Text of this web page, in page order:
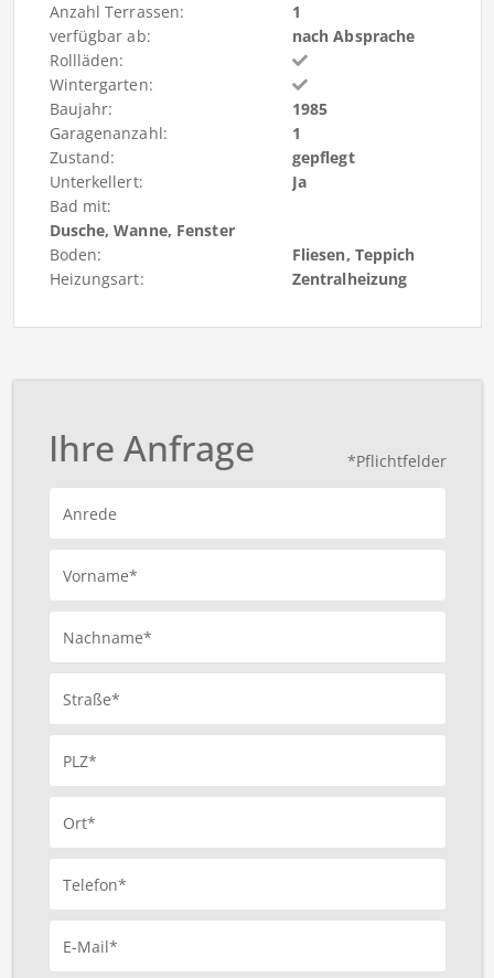
Anzahl Terrassen:
1
verfügbar ab:
nach Absprache
Rollläden:
Wintergarten:
Baujahr:
1985
Garagenanzahl:
1
Zustand:
gepflegt
Unterkellert:
Ja
Bad mit:
Dusche, Wanne, Fenster
Boden:
Fliesen, Teppich
Heizungsart:
Zentralheizung
*Pflichtfelder
Ihre Anfrage
Anrede
Vorname*
Nachname*
Straße*
PLZ*
Ort*
Telefon*
E-Mail*